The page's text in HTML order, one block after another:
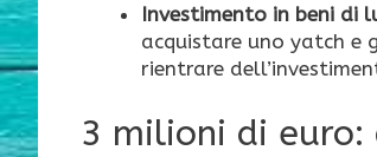
Investimento in beni di
acquistare uno yatch e
rientrare
3 milioni di euro: